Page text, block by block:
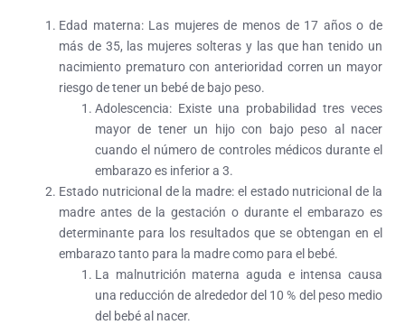
Edad materna: Las mujeres de menos de 17 años o de
más de 35, las mujeres solteras y las que han tenido un
nacimiento prematuro con anterioridad corren un mayor
riesgo de tener un bebé de bajo peso.
Adolescencia: Existe una probabilidad tres veces
mayor de tener un hijo con bajo peso al nacer
cuando el número de controles médicos durante el
embarazo es inferior a 3.
Estado nutricional de la madre: el estado nutricional de la
madre antes de la gestación o durante el embarazo es
determinante para los resultados que se obtengan en el
embarazo tanto para la madre como para el bebé.
La malnutrición materna aguda e intensa causa
una reducción de alrededor del 10 % del peso medio
del bebé al nacer.